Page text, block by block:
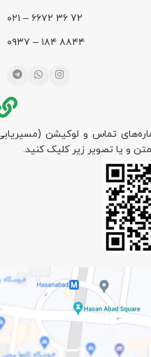
72 36 ۶۶۷۲ – ۰۲۱
۸۸۴۴ ۱۸۴ – ۰۹۳۷
تماس و لوکیشن
و یا تصویر زیر کلیک کنید.